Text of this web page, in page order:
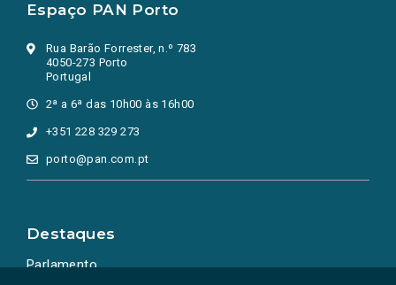
Espaço PAN Porto
Rua Barão Forrester, n.º 783
4050-273 Porto
Portugal
2ª a 6ª das 10h00 às 16h00
+351 228 329 273
porto@pan.com.pt
Destaques
Parlamento